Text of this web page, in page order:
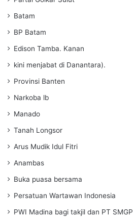
Batam
BP Batam
Edison Tamba. Kanan
kini menjabat di Danantara).
Provinsi Banten
Narkoba lb
Manado
Tanah Longsor
Arus Mudik Idul Fitri
Anambas
Buka puasa bersama
Persatuan Wartawan Indonesia
PWI Madina bagi takjil dan PT SMGP